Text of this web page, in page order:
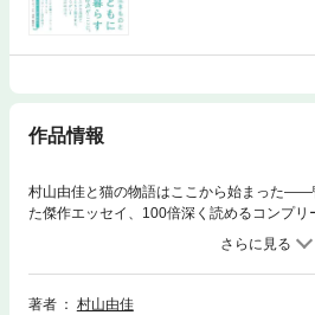
作品情報
村山由佳と猫の物語はここから始まった――
た傑作エッセイ、100倍深く読めるコンプ
編に書きおろしコメンタリーを加え、写真
ツとなる猫たちの逸話や<もみじ>誕生秘話
トやカラー口絵もたっぷり収録。既刊をご
補新装版です。
著者
村山由佳